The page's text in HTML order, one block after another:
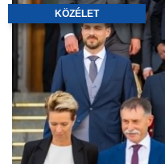
KÖZÉLET